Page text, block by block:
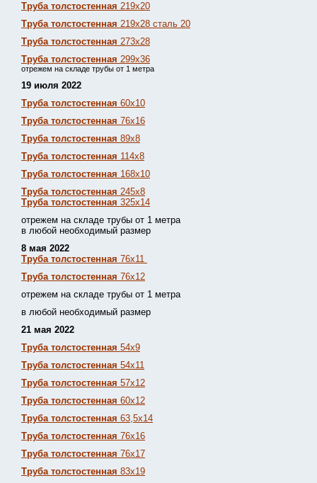
Труба толстостенная 219х20
Труба толстостенная 219х28 сталь 20
Труба толстостенная 273х28
Труба толстостенная 299х36
отрежем на складе трубы от 1 метра
19 июля 2022
Труба толстостенная 60х10
Труба толстостенная 76х16
Труба толстостенная 89х8
Труба толстостенная 114х8
Труба толстостенная 168х10
Труба толстостенная 245х8
Труба толстостенная 325х14
отрежем на складе трубы от 1 метра
в любой необходимый размер
8 мая 2022
Труба толстостенная 76х11
Труба толстостенная 76х12
отрежем на складе трубы от 1 метра
в любой необходимый размер
21 мая 2022
Труба толстостенная 54х9
Труба толстостенная 54х11
Труба толстостенная 57х12
Труба толстостенная 60х12
Труба толстостенная 63,5х14
Труба толстостенная 76х16
Труба толстостенная 76х17
Труба толстостенная 83х19